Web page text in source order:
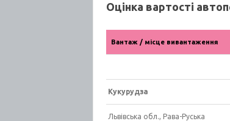
Оцінка вартості
Вантаж / місце вивантаження
Кукурудза
Львівська обл., Рава-Руська